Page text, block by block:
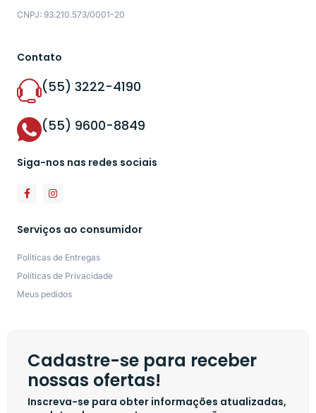
CNPJ: 93.210.573/0001-20
Contato
(55) 3222-4190
(55) 9600-8849
Siga-nos nas redes sociais
Serviços ao consumidor
Políticas de Entregas
Políticas de Privacidade
Meus pedidos
Cadastre-se para receber
nossas ofertas!
Inscreva-se para obter informações atualizadas,